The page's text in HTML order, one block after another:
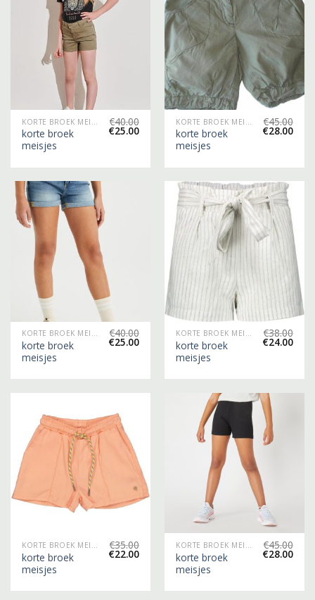
korte broek
meisjes
€40.00
€25.00
korte broek
meisjes
€45.00
€28.00
KORTE BROEK MEISJES
korte broek
meisjes
€40.00
€25.00
KORTE BROEK MEISJES
korte broek
meisjes
€38.00
€24.00
KORTE BROEK MEISJES
korte broek
meisjes
€35.00
€22.00
KORTE BROEK MEISJES
korte broek
meisjes
€45.00
€28.00